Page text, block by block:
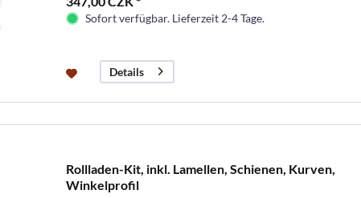
Sofort verfügbar. Lieferzeit 2-4 Tage.
Details
Rollladen-Kit, inkl. Lamellen, Schienen, Kurven,
Winkelprofil